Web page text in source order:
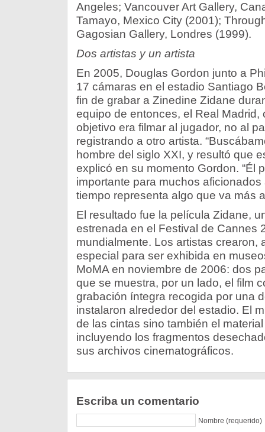
Angeles; Vancouver Art Gallery,
Tamayo, Mexico City (2001);
Gagosian Gallery, Londres (1999).
Dos artistas y un artista
En 2005, Douglas Gordon junto a
17 cámaras en el estadio Santiago
fin de grabar a Zinedine Zidane
equipo de entonces, el Real Madrid,
objetivo era filmar al jugador, no al
registrando a otro artista.
hombre del siglo XXI, y resultó que
explicó en su momento Gordon. “Él
importante para muchos aficionados
tiempo representa algo que va más
El resultado fue la película Zidane,
estrenada en el Festival de Cannes
mundialmente. Los artistas crearon,
especial para ser exhibida en
MoMA en noviembre de 2006: dos
que se muestra, por un lado, el film
grabación íntegra recogida por una
instalaron alrededor del estadio. El
de las cintas sino también el
incluyendo los fragmentos
sus archivos cinematográficos.
Escriba un comentario
Nombre (requerido)